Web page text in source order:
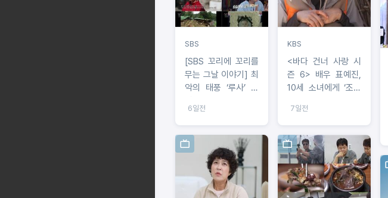
SBS
[SBS 꼬리에 꼬리를
무는 그날 이야기] 최
악의 태풍 ‘루사’ 조
‘강릉 소멸 위기’ 속
사투의 기록!
6일전
KBS
<바다 건너 사랑 시
즌 6> 배우 표예진,
10세 소녀에게 ‘조혼
득 나섰지만...“상황
과 문화와 사회가 안
타까워” 씁쓸
7일전